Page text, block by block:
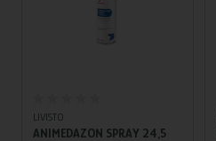
LIVISTO
ANIMEDAZON SPRAY 24,5